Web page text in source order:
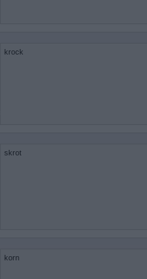
krock
skrot
korn